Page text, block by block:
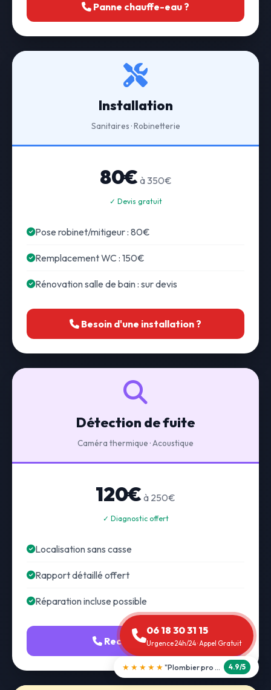
Panne chauffe-eau ?
Installation
Sanitaires · Robinetterie
80€ à 350€
✓ Devis gratuit
Pose robinet/mitigeur : 80€
Remplacement WC : 150€
Rénovation salle de bain : sur devis
Besoin d'une installation ?
Détection de fuite
Caméra thermique · Acoustique
120€ à 250€
✓ Diagnostic offert
Localisation sans casse
Rapport détaillé offert
Réparation incluse possible
Recherche fuite
06 18 30 31 15
Urgence 24h/24 · Appel Gratuit
★★★★★ "Débouchage WC en 30 min" 5.0/5